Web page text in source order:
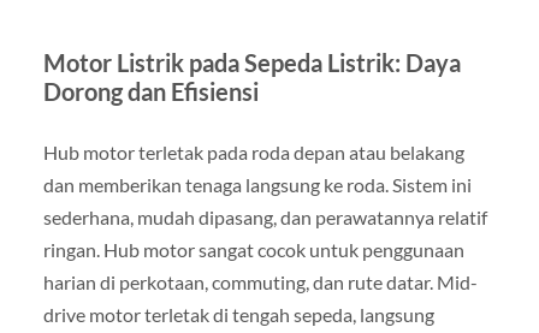
Motor Listrik pada Sepeda Listrik: Daya
Dorong dan Efisiensi
Hub motor terletak pada roda depan atau belakang
dan memberikan tenaga langsung ke roda. Sistem ini
sederhana, mudah dipasang, dan perawatannya relatif
ringan. Hub motor sangat cocok untuk penggunaan
harian di perkotaan, commuting, dan rute datar. Mid-
drive motor terletak di tengah sepeda, langsung